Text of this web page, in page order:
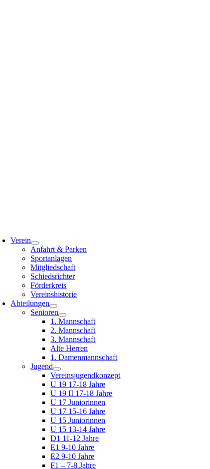
Verein
Anfahrt & Parken
Sportanlagen
Mitgliedschaft
Schiedsrichter
Förderkreis
Vereinshistorie
Abteilungen
Senioren
1. Mannschaft
2. Mannschaft
3. Mannschaft
Alte Herren
1. Damenmannschaft
Jugend
Vereinsjugendkonzept
U 19 17-18 Jahre
U 19 II 17-18 Jahre
U 17 Juniorinnen
U 17 15-16 Jahre
U 15 Juniorinnen
U 15 13-14 Jahre
D1 11-12 Jahre
E1 9-10 Jahre
E2 9-10 Jahre
F1 – 7-8 Jahre